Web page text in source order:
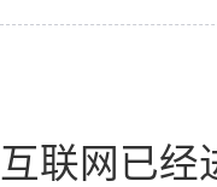
互联网已经